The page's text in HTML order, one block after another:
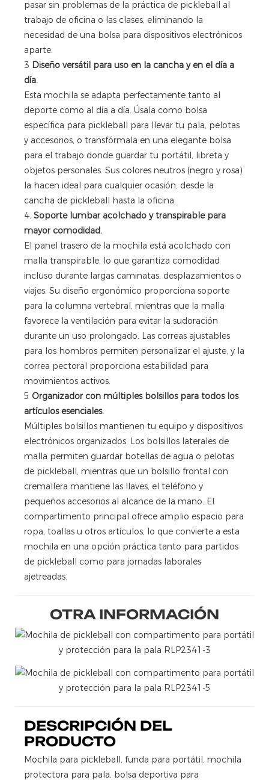
pasar sin problemas de la práctica de pickleball al
trabajo de oficina o las clases, eliminando la
necesidad de una bolsa para dispositivos electrónicos
aparte.
3 Diseño versátil para uso en la cancha y en el día a
día.
Esta mochila se adapta perfectamente tanto al
deporte como al día a día. Úsala como bolsa
específica para pickleball para llevar tu pala, pelotas
y accesorios, o transfórmala en una elegante bolsa
para el trabajo donde guardar tu portátil, libreta y
objetos personales. Sus colores neutros (negro y rosa)
la hacen ideal para cualquier ocasión, desde la
cancha de pickleball hasta la oficina.
4. Soporte lumbar acolchado y transpirable para
mayor comodidad.
El panel trasero de la mochila está acolchado con
malla transpirable, lo que garantiza comodidad
incluso durante largas caminatas, desplazamientos o
viajes. Su diseño ergonómico proporciona soporte
para la columna vertebral, mientras que la malla
favorece la ventilación para evitar la sudoración
durante un uso prolongado. Las correas ajustables
para los hombros permiten personalizar el ajuste, y la
correa pectoral proporciona estabilidad para
movimientos activos.
5 Organizador con múltiples bolsillos para todos los
artículos esenciales.
Múltiples bolsillos mantienen tu equipo y dispositivos
electrónicos organizados. Los bolsillos laterales de
malla permiten guardar botellas de agua o pelotas
de pickleball, mientras que un bolsillo frontal con
cremallera mantiene las llaves, el teléfono y
pequeños accesorios al alcance de la mano. El
compartimento principal ofrece amplio espacio para
ropa, toallas u otros artículos, lo que convierte a esta
mochila en una opción práctica tanto para partidos
de pickleball como para jornadas laborales
ajetreadas.
OTRA INFORMACIÓN
DESCRIPCIÓN DEL
PRODUCTO
Mochila para pickleball, funda para portátil, mochila
protectora para pala, bolsa deportiva para